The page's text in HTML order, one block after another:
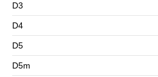
D3
D4
D5
D5m